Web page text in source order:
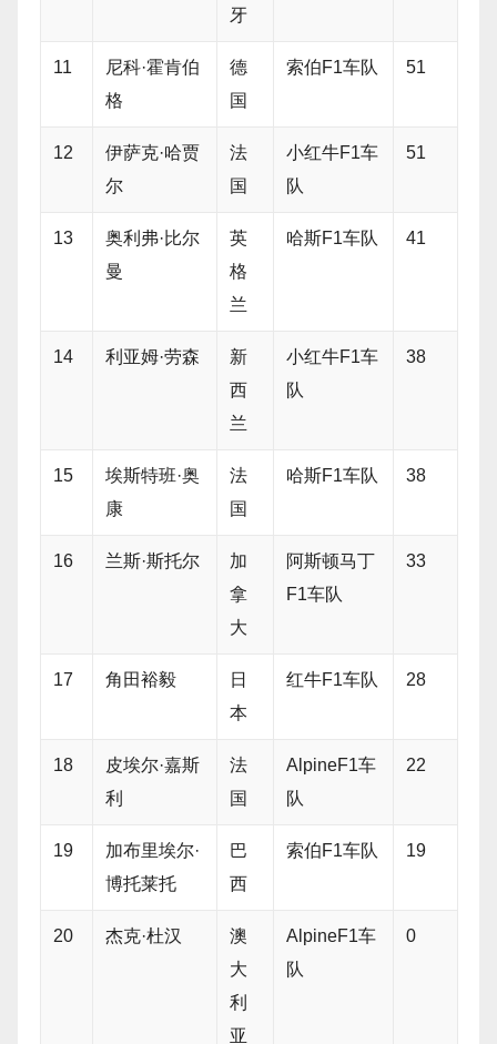
牙
11
尼科·霍肯伯
格
德
国
索伯F1车队 51
12
伊萨克·哈贾
尔
法
国
小红牛F1车
队
51
13
奥利弗·比尔
曼
英
格
兰
哈斯F1车队 41
14 利亚姆·劳森
新
西
兰
小红牛F1车
队
38
15
埃斯特班·奥
康
法
国
哈斯F1车队 38
16 兰斯·斯托尔
加
拿
大
阿斯顿马丁
F1车队
33
17 角田裕毅
日
本
红牛F1车队 28
18
皮埃尔·嘉斯
利
法
国
AlpineF1车
队
22
19
加布里埃尔·
博托莱托
巴
西
索伯F1车队 19
20 杰克·杜汉
澳
大
利
亚
AlpineF1车
队
0